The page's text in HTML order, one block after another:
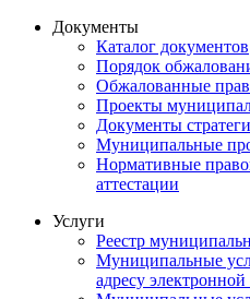
Документы
Каталог документов
Порядок
Обжалованные
Проекты
Документы
Муниципальные
Нормативные
аттестации
Услуги
Реестр
Муниципальные
адресу